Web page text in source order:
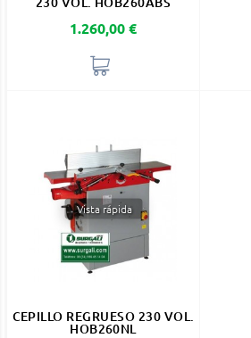
Precio
1.260,00 €
Vista rápida
CEPILLO REGRUESO 230 VOL.
HOB260NL